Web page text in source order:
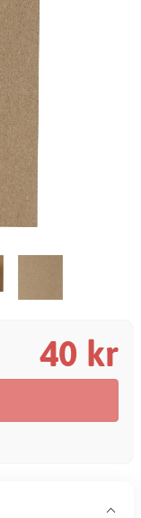
40 kr